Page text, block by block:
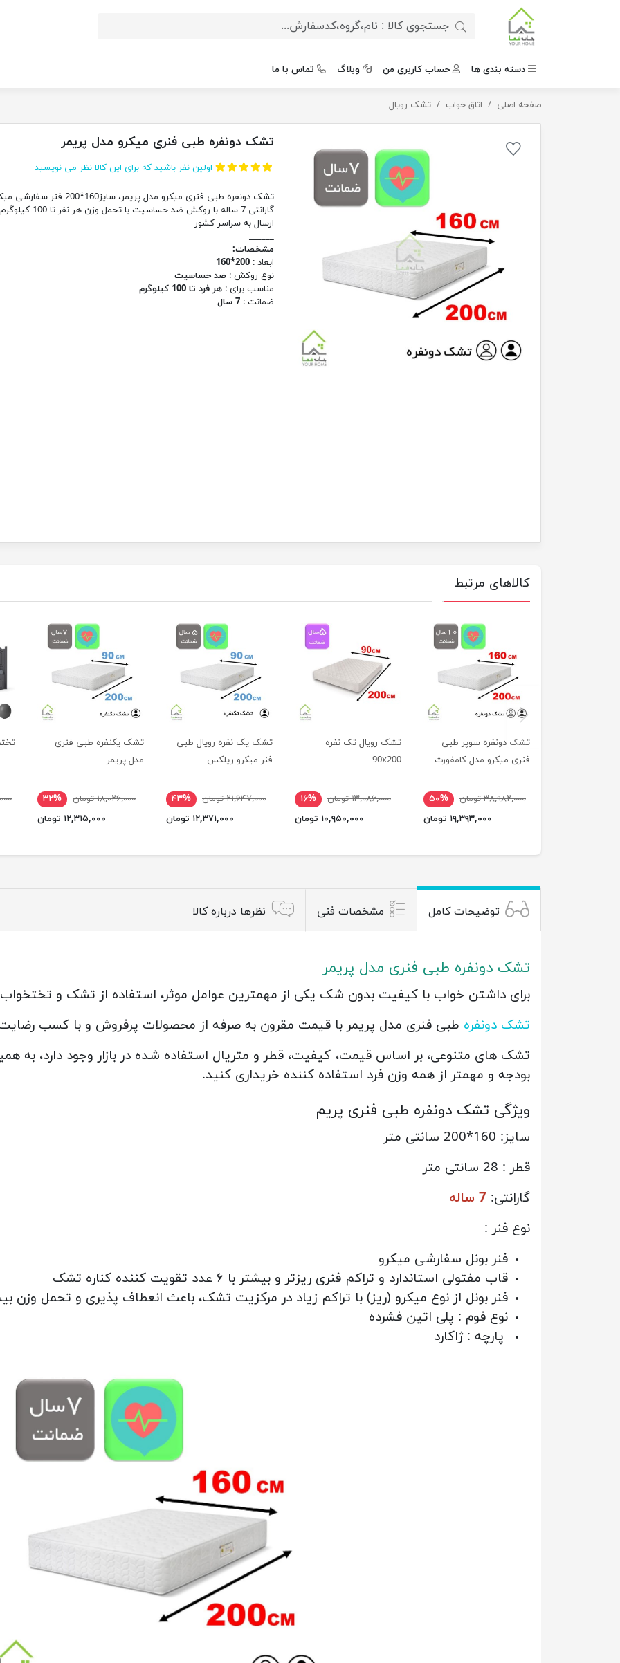
دسته بندی ها حساب کاربری من وبلاگ تماس با ما
صفحه اصلی اتاق خواب تشک رویال
تشک دونفره طبی فنری میکرو مدل پریمر
تشک دونفره طبی فنری میکرو مدل پریمر
اولین نفر باشید که برای این کالا نظر می نویسید
تشک دونفره طبی فنری میکرو مدل پریمر، سایز160*200 فنر
گارانتی 7 ساله با روکش ضد حساسیت با تحمل وزن هر نفر
ارسال به سراسر کشور
______
مشخصات:
ابعاد : 200*160
نوع روکش : ضد حساسیت
مناسب برای : هر فرد تا 100 کیلوگرم
ضمانت : 7 سال
کالاهای مرتبط
تشک دونفره سوپر طبی
فنری میکرو مدل کامفورت
۳۸,۹۸۲,۰۰۰ تومان
۵۰%
۱۹,۳۹۳,۰۰۰ تومان
تشک رویال تک نفره
90x200
۱۳,۰۸۶,۰۰۰ تومان
۱۶%
۱۰,۹۵۰,۰۰۰ تومان
تشک یک نفره رویال طبی
فنر میکرو ریلکس
۲۱,۶۴۷,۰۰۰ تومان
۴۳%
۱۲,۳۷۱,۰۰۰ تومان
تشک یکنفره طبی فنری
مدل پریمر
۱۸,۰۲۶,۰۰۰ تومان
۳۲%
۱۲,۳۱۵,۰۰۰ تومان
previus
توضیحات کامل مشخصات فنی نظرها درباره کالا
تشک دونفره طبی فنری مدل پریمر
برای داشتن خواب با کیفیت بدون شک یکی از مهمترین عوامل موثر، استفاده از تشک و تختخواب
تشک دونفره طبی فنری مدل پریمر با قیمت مقرون به صرفه از محصولات پرفروش و با کسب
تشک های متنوعی، بر اساس قیمت، کیفیت، قطر و متریال استفاده شده در بازار وجود دارد، به
بودجه و مهمتر از همه وزن فرد استفاده کننده خریداری کنید.
ویژگی تشک دونفره طبی فنری پریم
سایز: 160*200 سانتی متر
قطر : 28 سانتی متر
گارانتی: 7 ساله
نوع فنر :
فنر بونل سفارشی میکرو
قاب مفتولی استاندارد و تراکم فنری ریزتر و بیشتر با ۶ عدد تقویت کننده کناره تشک
فنر بونل از نوع میکرو (ریز) با تراکم زیاد در مرکزیت تشک، باعث انعطاف پذیری و تحمل وزن
نوع فوم : پلی اتین فشرده
پارچه : ژاکارد